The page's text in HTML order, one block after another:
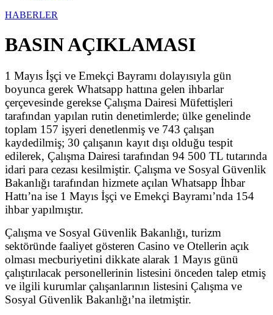
HABERLER
BASIN AÇIKLAMASI
1 Mayıs İşçi ve Emekçi Bayramı dolayısıyla gün
boyunca gerek Whatsapp hattına gelen ihbarlar
çerçevesinde gerekse Çalışma Dairesi Müfettişleri
tarafından yapılan rutin denetimlerde; ülke genelinde
toplam 157 işyeri denetlenmiş ve 743 çalışan
kaydedilmiş; 30 çalışanın kayıt dışı olduğu tespit
edilerek, Çalışma Dairesi tarafından 94 500 TL tutarında
idari para cezası kesilmiştir. Çalışma ve Sosyal Güvenlik
Bakanlığı tarafından hizmete açılan Whatsapp İhbar
Hattı’na ise 1 Mayıs İşçi ve Emekçi Bayramı’nda 154
ihbar yapılmıştır.
Çalışma ve Sosyal Güvenlik Bakanlığı, turizm
sektöründe faaliyet gösteren Casino ve Otellerin açık
olması mecburiyetini dikkate alarak 1 Mayıs günü
çalıştırılacak personellerinin listesini önceden talep etmiş
ve ilgili kurumlar çalışanlarının listesini Çalışma ve
Sosyal Güvenlik Bakanlığı’na iletmiştir.